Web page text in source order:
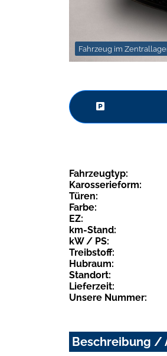
Fahrzeug im
Fahrzeugtyp:
Karosserieform:
Türen:
Farbe:
EZ:
km-Stand:
kW / PS:
Treibstoff:
Hubraum:
Standort:
Lieferzeit:
Unsere Nummer:
Beschreibung /